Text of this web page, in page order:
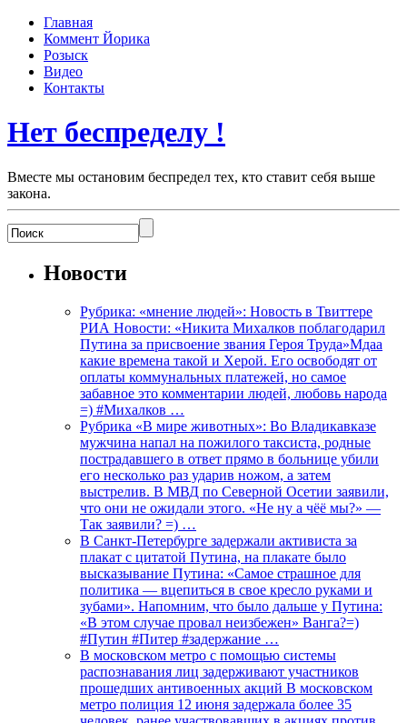
Главная
Коммент Йорика
Розыск
Видео
Контакты
Нет беспределу !
Вместе мы остановим беспредел тех, кто ставит себя выше
закона.
Новости
Рубрика: «мнение людей»: Новость в Твиттере
РИА Новости: «Никита Михалков поблагодарил
Путина за присвоение звания Героя Труда»Мдаа
какие времена такой и Херой. Его освободят от
оплаты коммунальных платежей, но самое
забавное это комментарии людей, любовь народа
=) #Михалков …
Рубрика «В мире животных»: Во Владикавказе
мужчина напал на пожилого таксиста, родные
пострадавшего в ответ прямо в больнице убили
его несколько раз ударив ножом, а затем
выстрелив. В МВД по Северной Осетии заявили,
что они не ожидали этого. «Не ну а чёё мы?» —
Так заявили? =) …
В Санкт-Петербурге задержали активиста за
плакат с цитатой Путина, на плакате было
высказывание Путина: «Самое страшное для
политика — вцепиться в свое кресло руками и
зубами». Напомним, что было дальше у Путина:
«В этом случае провал неизбежен» Ванга?=)
#Путин #Питер #задержание …
В московском метро с помощью системы
распознавания лиц задерживают участников
прошедших антивоенных акций В московском
метро полиция 12 июня задержала более 35